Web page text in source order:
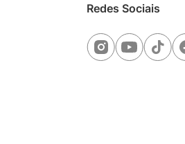
Redes Sociais